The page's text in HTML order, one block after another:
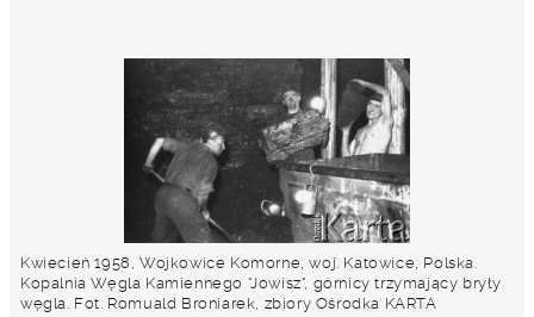
Kwiecień 1958, Wojkowice Komorne, woj. Katowice, Polska.
Kopalnia Węgla Kamiennego "Jowisz", górnicy trzymający bryły
węgla. Fot. Romuald Broniarek, zbiory Ośrodka KARTA